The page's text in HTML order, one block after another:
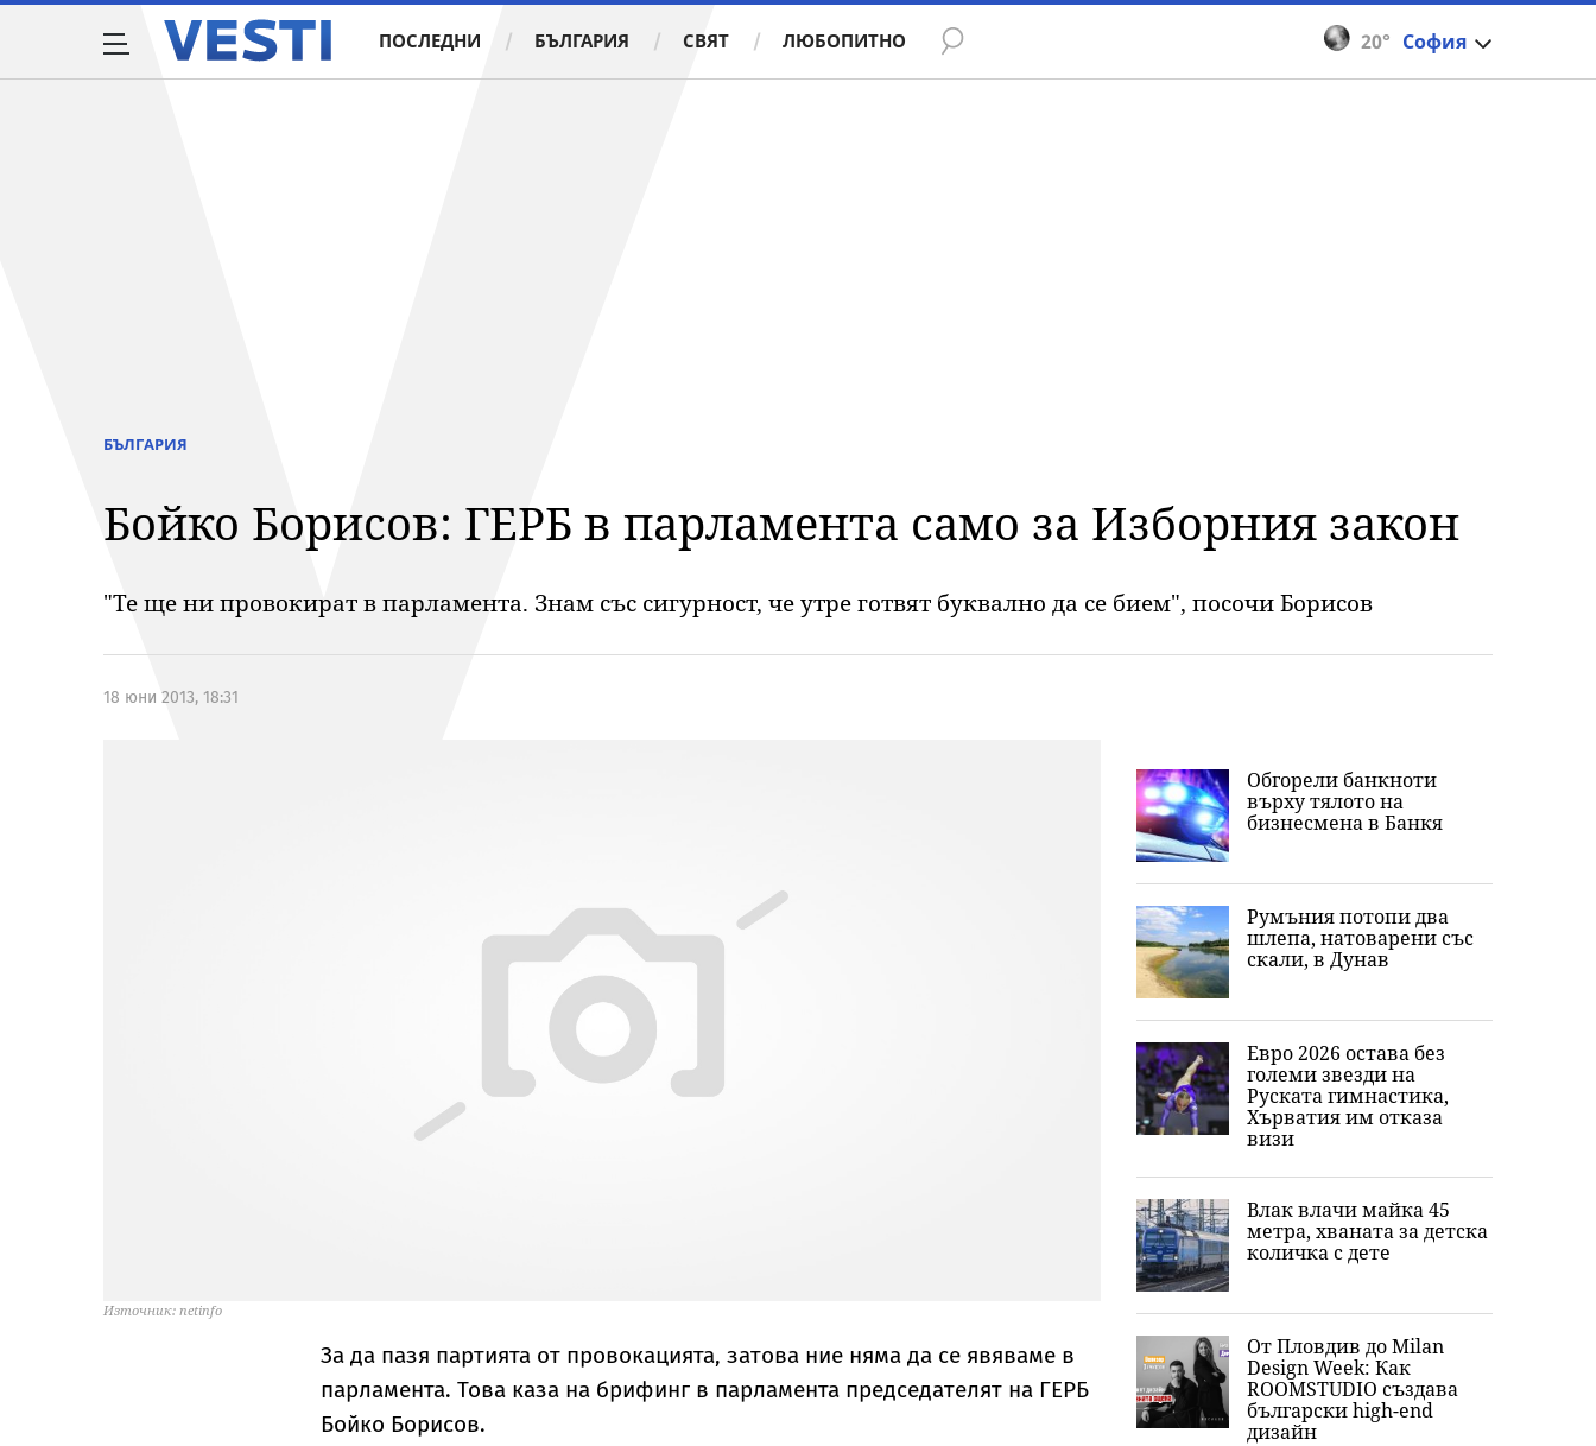
20° София
ПОСЛЕДНИ БЪЛГАРИЯ СВЯТ ЛЮБОПИТНО
БЪЛГАРИЯ
Бойко Борисов: ГЕРБ в парламента само за Изборния закон
"Те ще ни провокират в парламента. Знам със сигурност, че утре готвят буквално да се бием", посочи Борисов
18 юни 2013, 18:31
Източник: netinfo
За да пазя партията от провокацията, затова ние няма да се явяваме в
парламента. Това каза на брифинг в парламента председателят на ГЕРБ
Бойко Борисов.
Обгорели банкноти
върху тялото на
бизнесмена в Банкя
Румъния потопи два
шлепа, натоварени със
скали, в Дунав
Евро 2026 остава без
големи звезди на
Руската гимнастика,
Хърватия им отказа
визи
Влак влачи майка 45
метра, хваната за детска
количка с дете
От Пловдив до Milan
Design Week: Как
ROOMSTUDIO създава
български high-end
дизайн